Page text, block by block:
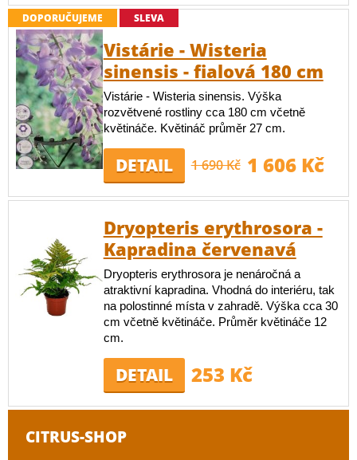
DOPORUČUJEME SLEVA
Vistárie - Wisteria
sinensis - fialová 180 cm
Vistárie - Wisteria sinensis. Výška
rozvětvené rostliny cca 180 cm včetně
květináče. Květináč průměr 27 cm.
DETAIL 1 690 Kč 1 606 Kč
Dryopteris erythrosora -
Kapradina červenavá
Dryopteris erythrosora je nenáročná a
atraktivní kapradina. Vhodná do interiéru, tak
na polostinné místa v zahradě. Výška cca 30
cm včetně květináče. Průměr květináče 12
cm.
DETAIL 253 Kč
CITRUS-SHOP